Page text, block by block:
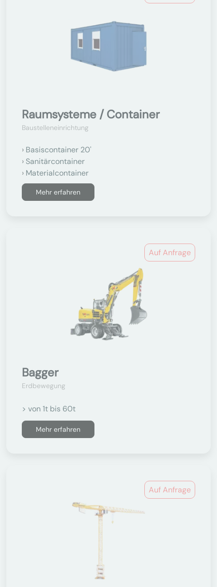
Raumsysteme / Container
Baustelleneinrichtung
Basiscontainer 20'
Sanitärcontainer
Materialcontainer
Mehr erfahren
Auf Anfrage
Bagger
Erdbewegung
> von 1t bis 60t
Mehr erfahren
Auf Anfrage